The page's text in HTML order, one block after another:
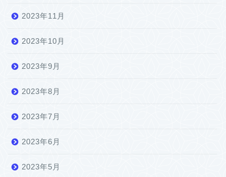
2023年11月
2023年10月
2023年9月
2023年8月
2023年7月
2023年6月
2023年5月